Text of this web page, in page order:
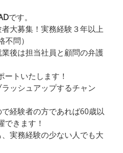
です。
大募集！実務経験３年以上
問）
後は担当社員と顧問の弁護
トいたします！
ッシュアップするチャン
経験者の方であれば60歳以
きます！
実務経験の少ない人でも大